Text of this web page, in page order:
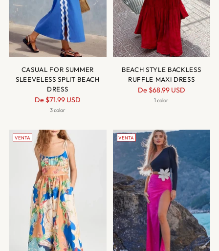
CASUAL FOR SUMMER
SLEEVELESS SPLIT BEACH
DRESS
Precio
normal
De $71.99 USD
3 color
BEACH STYLE BACKLESS
RUFFLE MAXI DRESS
Precio
normal
De $68.99 USD
1 color
VENTA VENTA